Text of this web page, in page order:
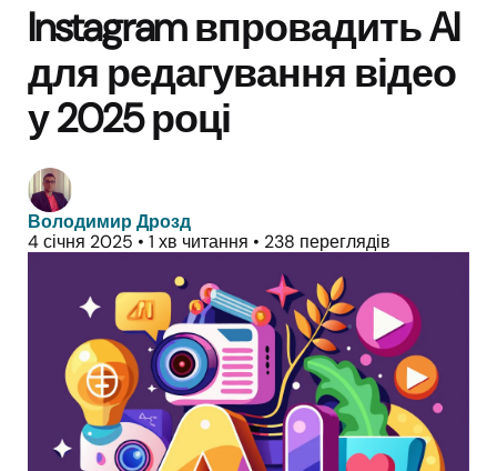
Instagram впровадить AI
для редагування відео
у 2025 році
Володимир Дрозд
4 січня 2025 • 1 хв читання • 238 переглядів